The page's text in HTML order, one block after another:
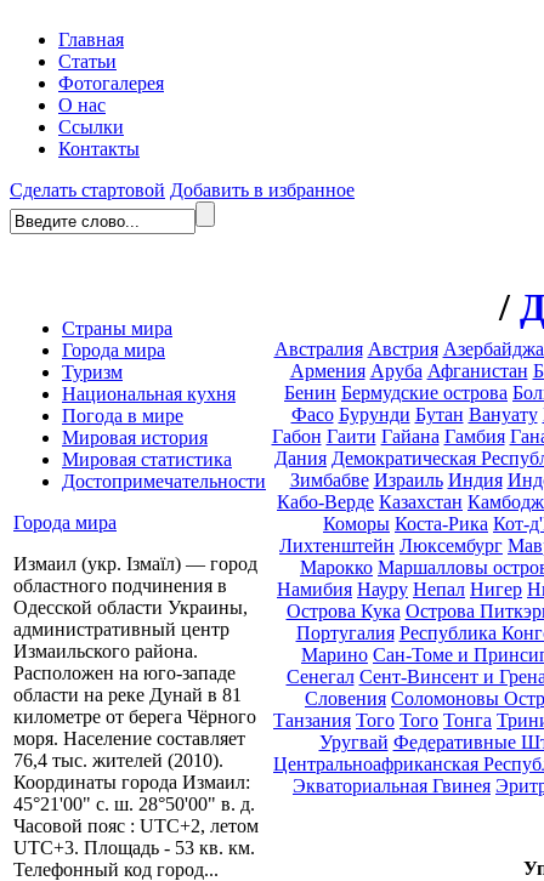
Главная
Статьи
Фотогалерея
О нас
Ссылки
Контакты
Сделать стартовой Добавить в избранное
Страны мира
Города мира
Туризм
Национальная кухня
Погода в мире
Мировая история
Мировая статистика
Достопримечательности
Города мира
Измаил (укр. Ізмаїл) — город
областного подчинения в
Одесской области Украины,
административный центр
Измаильского района.
Расположен на юго-западе
области на реке Дунай в 81
километре от берега Чёрного
моря. Население составляет
76,4 тыс. жителей (2010).
Координаты города Измаил:
45°21'00" с. ш. 28°50'00" в. д.
Часовой пояс : UTC+2, летом
UTC+3. Площадь - 53 кв. км.
Телефонный код город...
/
Австралия Австрия
Армения Аруба Афганистан
Бенин Бермудские острова
Фасо Бурунди Бутан Вануату
Габон Гаити Гайана Гамбия
Дания Демократическая
Зимбабве Израиль Индия
Кабо-Верде Казахстан
Коморы Коста-Рика Кот-
Лихтенштейн Люксембург
Марокко Маршалловы
Намибия Науру Непал Нигер
Острова Кука Острова
Португалия Республика
Марино Сан-Томе и
Сенегал Сент-Винсент и
Словения Соломоновы
Танзания Того Того Тонга
Уругвай Федеративные
Центральноафриканская
Экваториальная Гвинея